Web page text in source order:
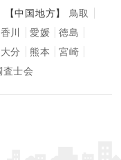
【中国地方】
鳥取
香川 愛媛
徳島
大分 熊本
宮崎
査士会